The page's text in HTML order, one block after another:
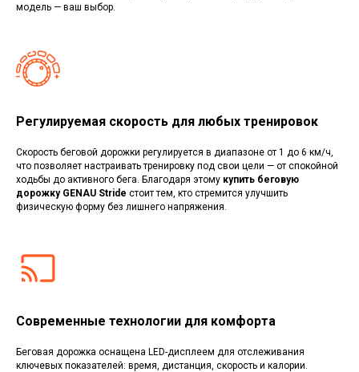
модель — ваш выбор.
Регулируемая скорость для любых тренировок
Скорость беговой дорожки регулируется в диапазоне от 1 до 6 км/ч,
что позволяет настраивать тренировку под свои цели — от спокойной
ходьбы до активного бега. Благодаря этому купить беговую
дорожку GENAU Stride стоит тем, кто стремится улучшить
физическую форму без лишнего напряжения.
Современные технологии для комфорта
Беговая дорожка оснащена LED-дисплеем для отслеживания
ключевых показателей: время, дистанция, скорость и калории.